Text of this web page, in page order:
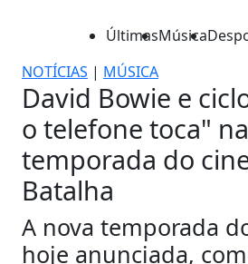
ÚltimasMúsica
NOTÍCIAS | MÚSICA
David Bowie e
o telefone toca"
temporada do
Batalha
A nova temporada
hoje anunciada,